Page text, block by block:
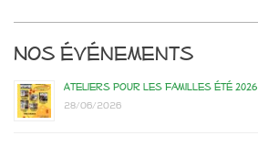
Nos événements
Ateliers pour les familles été 2026
28/06/2026